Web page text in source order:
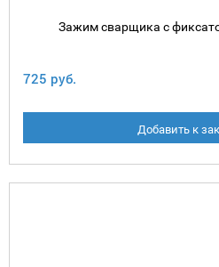
Зажим сварщика с
725 руб.
Добавить к